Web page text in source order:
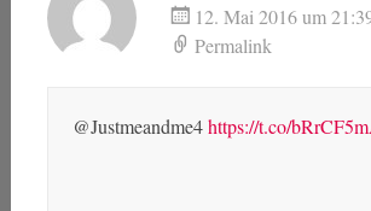
12. Mai 2016 um
Permalink
@Justmeandme4https://t.co/